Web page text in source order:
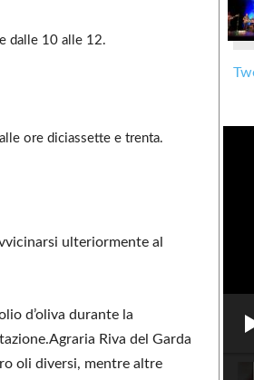
dalle 10 alle 12.
ore diciassette e trenta.
ulteriormente al
d’oliva durante la
Riva del Garda
oli diversi, mentre altre